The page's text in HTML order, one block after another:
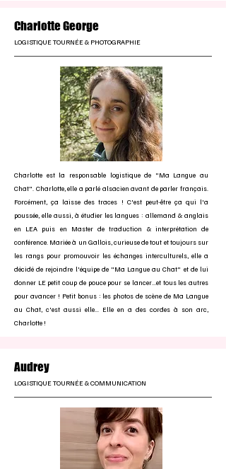
Charlotte George
LOGISTIQUE TOURNÉE & PHOTOGRAPHIE
Charlotte est la responsable logistique de "Ma Langue au
Chat". Charlotte, elle a parlé alsacien avant de parler français.
Forcément, ça laisse des traces ! C'est peut-être ça qui l'a
poussée, elle aussi, à étudier les langues : allemand & anglais
en LEA puis en Master de traduction & interprétation de
conférence. Mariée à un Gallois, curieuse de tout et toujours sur
les rangs pour promouvoir les échanges interculturels, elle a
décidé de rejoindre l'équipe de "Ma Langue au Chat" et de lui
donner LE petit coup de pouce pour se lancer...et tous les autres
pour avancer ! Petit bonus : les photos de scène de Ma Langue
au Chat, c'est aussi elle... Elle en a des cordes à son arc,
Charlotte !
Audrey
LOGISTIQUE TOURNÉE & COMMUNICATION